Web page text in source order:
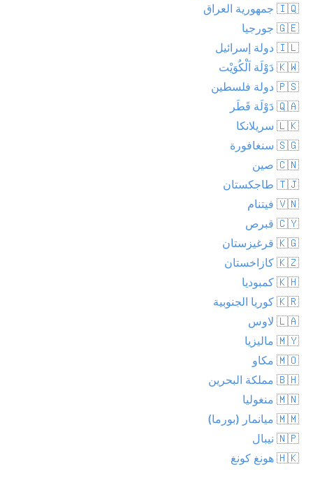
🇮🇶 جمهورية العراق
🇬🇪 جورجيا
🇮🇱 دولة إسرائيل
🇰🇼 دَوْلَة اَلْكُوَيْت
🇵🇸 دولة فلسطين
🇶🇦 دَوْلَة قَطَر
🇱🇰 سريلانكا
🇸🇬 سنغافورة
🇨🇳 صين
🇹🇯 طاجكستان
🇻🇳 فيتنام
🇨🇾 قبرص
🇰🇬 قرغيزستان
🇰🇿 كازاخستان
🇰🇭 كمبوديا
🇰🇷 كوريا الجنوبية
🇱🇦 لاوس
🇲🇾 ماليزيا
🇲🇴 مكاو
🇧🇭 مملكة البحرين
🇲🇳 منغوليا
🇲🇲 ميانمار (بورما)
🇳🇵 نيبال
🇭🇰 هونغ كونغ